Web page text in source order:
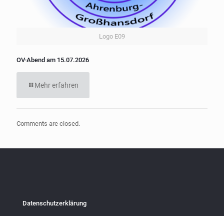
Logo E09
OV-Abend am 15.07.2026
Mehr erfahren
Comments are closed.
Datenschutzerklärung